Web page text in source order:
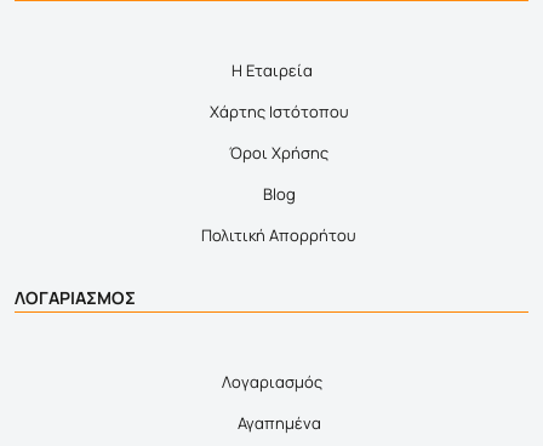
Η Εταιρεία
Χάρτης Ιστότοπου
Όροι Χρήσης
Blog
Πολιτική Απορρήτου
ΛΟΓΑΡΙΑΣΜΟΣ
Λογαριασμός
Αγαπημένα